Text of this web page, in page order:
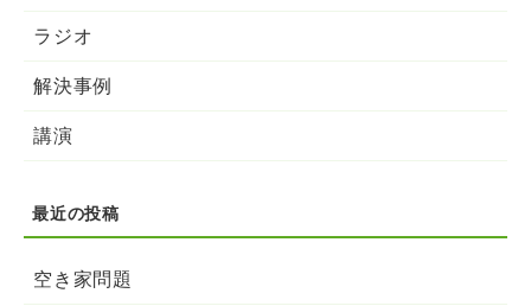
ラジオ
解決事例
講演
空き家問題